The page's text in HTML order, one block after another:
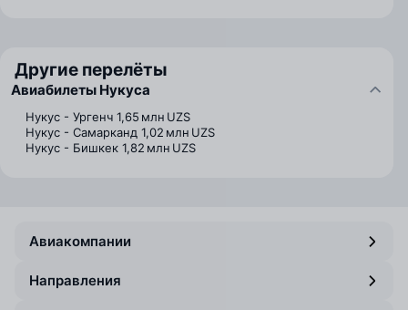
Другие перелёты
Авиабилеты Нукуса
Нукус - Ургенч 1,65 млн UZS
Нукус - Самарканд 1,02 млн UZS
Нукус - Бишкек 1,82 млн UZS
Авиакомпании
Направления